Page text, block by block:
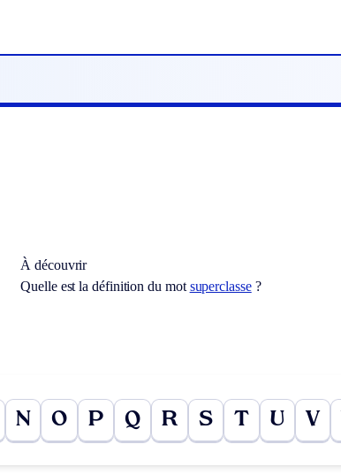
À découvrir
Quelle est la définition du mot superclasse?
N O P Q R S T U V